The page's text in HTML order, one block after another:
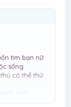
tìm bạn nữ
sống.
có thể thử.
mình nhé.
đừng liên